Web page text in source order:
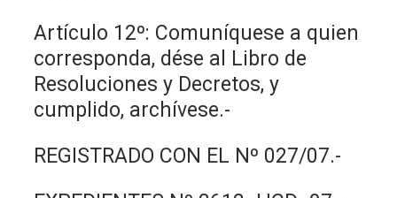
Artículo 12º: Comuníquese a quien
corresponda, dése al Libro de
Resoluciones y Decretos, y
cumplido, archívese.-
REGISTRADO CON EL Nº 027/07.-